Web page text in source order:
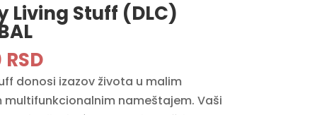
Living Stuff (DLC)
RSDCurrent
price
is:
donosi izazov života u malim
nameštajem. Vaši